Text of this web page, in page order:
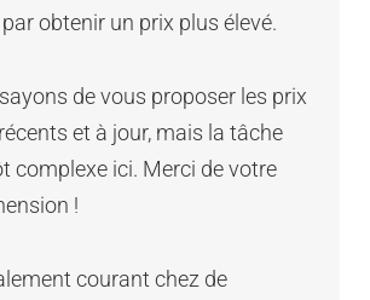
obtenir un prix plus élevé.
de vous proposer les prix
et à jour, mais la tâche
complexe ici. Merci de votre
!
courant chez de